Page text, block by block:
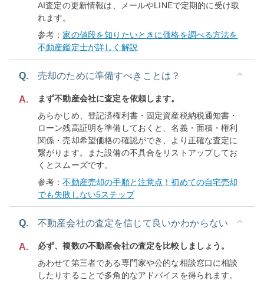
AI査定の更新情報は、メールやLINEで定期的に受け取
れます。
参考：家の値段を知りたいときに価格を調べる方法を
不動産鑑定士が詳しく解説
Q. 売却のために準備すべきことは？
A.
まず不動産会社に査定を依頼します。
あらかじめ、登記済権利書・固定資産税納税通知書・
ローン残高証明を準備しておくと、名義・面積・権利
関係・売却希望価格の確認ができ、より正確な査定に
繋がります。また設備の不具合をリストアップしてお
くとスムーズです。
参考：不動産売却の手順と注意点！初めての自宅売却
でも失敗しない5ステップ
Q. 不動産会社の査定を信じて良いかわからない
A.
必ず、複数の不動産会社の査定を比較しましょう。
あわせて第三者である専門家や公的な相談窓口に相談
したりすることで多角的なアドバイスを得られます。